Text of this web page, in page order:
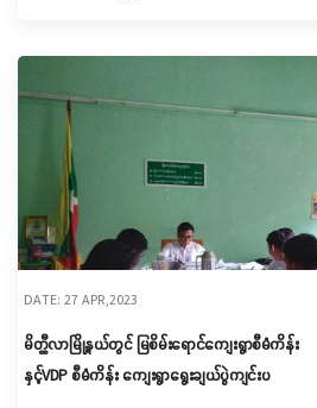
DATE: 27 APR,2023
မိတ္ထီလာမြို့နယ်တွင် မြစိမ်းရောင်ကျေးရွာစီမံကိန်း
နှင့်VDP စီမံကိန်း ကျေးရွာရွေးချယ်ပွဲကျင်းပ